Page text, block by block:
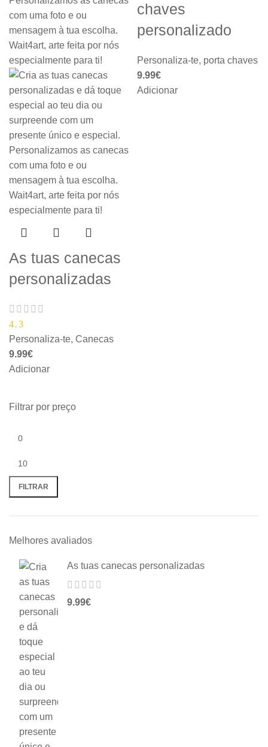
Filtrar por preço
FILTRAR
Melhores avaliados
As tuas canecas personalizadas
9.99€
As tuas canecas
personalizadas
4.3
Personaliza-te, Canecas
9.99€
Adicionar
chaves
personalizado
Personaliza-te, porta chaves
9.99€
Adicionar